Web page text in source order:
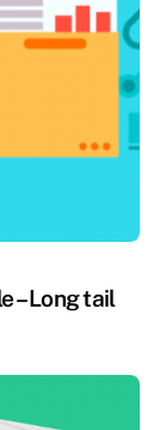
– Long tail